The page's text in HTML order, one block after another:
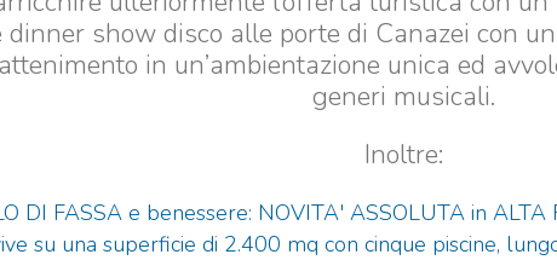
dinner show disco alle porte di Canazei con
in un’ambientazione unica ed
generi musicali.
Inoltre:
DI FASSA e benessere: NOVITA' ASSOLUTA in ALTA
su una superficie di 2.400 mq con cinque piscine,